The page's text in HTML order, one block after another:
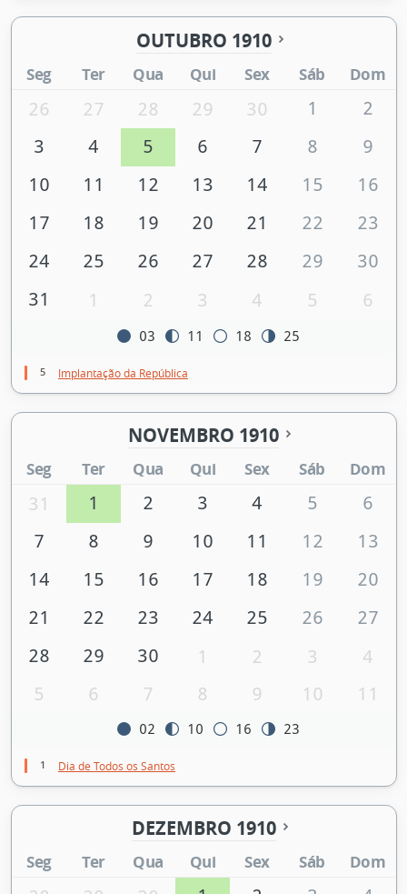
OUTUBRO 1910
Seg Ter Qua Qui Sex Sáb Dom
26 27 28 29 30 1
2
3
4 5 6 7 8
9
10
11 12 13 14 15
16
17
18 19 20 21 22
23
24
25 26 27 28 29
30
31
1 2 3 4 5 6
03 11 18 25
5 Implantação da República
NOVEMBRO 1910
Seg Ter Qua Qui Sex Sáb Dom
31 1 2 3 4 5
6
7
8 9 10 11 12
13
14
15 16 17 18 19
20
21
22 23 24 25 26
27
28
29 30 1 2 3
4
5
6 7 8 9 10 11
02 10 16 23
1 Dia de Todos os Santos
DEZEMBRO 1910
Seg Ter Qua Qui Sex Sáb Dom